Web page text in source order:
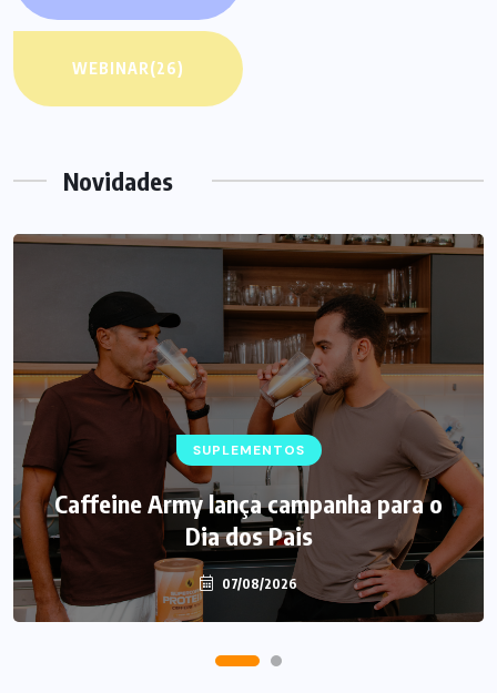
WEBINAR(26)
Novidades
SUPLEMENTOS
Caffeine Army lança campanha para o
Dia dos Pais
07/08/2026